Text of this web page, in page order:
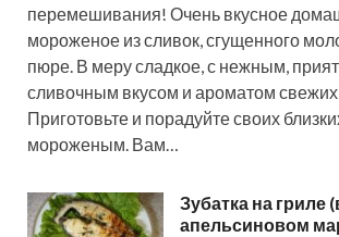
перемешивания! Очень вкусное
мороженое из сливок, сгущенного
пюре. В меру сладкое, с нежным,
сливочным вкусом и ароматом свежих
Приготовьте и порадуйте своих
мороженым. Вам…
Зубатка на гриле
апельсиновом